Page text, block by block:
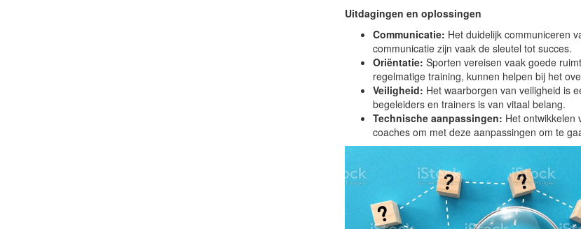
Uitdagingen en oplossingen
Communicatie: Het duidelijk communiceren
communicatie zijn vaak de sleutel tot succes.
Oriëntatie: Sporten vereisen vaak goede
regelmatige training, kunnen helpen bij het
Veiligheid: Het waarborgen van veiligheid is
begeleiders en trainers is van vitaal belang.
Technische aanpassingen: Het ontwikkelen
coaches om met deze aanpassingen om te